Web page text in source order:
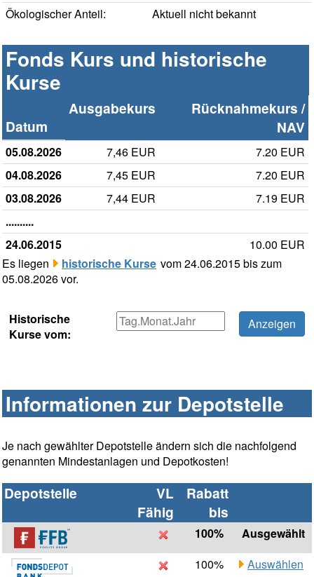
Ökologischer Anteil:
Aktuell nicht bekannt
Fonds Kurs und historische
Kurse
Datum
Ausgabekurs
Rücknahmekurs /
NAV
05.08.2026 7,46 EUR
7.20 EUR
04.08.2026
7,45 EUR
7.20 EUR
03.08.2026
7,44 EUR
7.19 EUR
..........
24.06.2015
10.00 EUR
Es liegen
historische Kurse vom 24.06.2015 bis zum
05.08.2026 vor.
Historische
Kurse vom:
Informationen zur Depotstelle
Je nach gewählter Depotstelle ändern sich die nachfolgend
genannten Mindestanlagen und Depotkosten!
Depotstelle
VL
Fähig
Rabatt
bis
100%
Ausgewählt
100%
Auswählen